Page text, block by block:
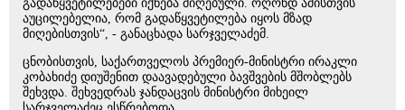
გადაწყვეტილებები იქნება მიღებული. ოღონდ ამისთვის
აუცილებელია, რომ გადაწყვეტილება იყოს მზად
მიღებისთვის“, - განაცხადა სარჯველაძემ.
ცნობისთვის, საქართველოს პრემიერ-მინისტრი ირაკლი
კობახიძე დიუშენით დაავადებული ბავშვების მშობლებს
შეხვდა. შეხვედრას ჯანდაცვის მინისტრი მიხეილ